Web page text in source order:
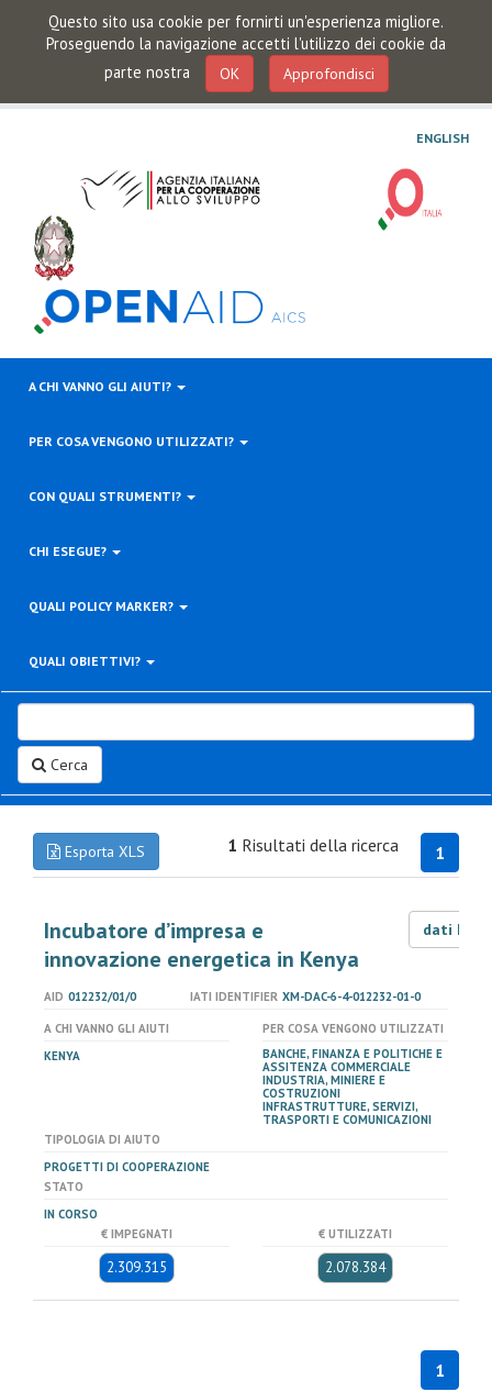
Questo sito usa cookie per fornirti un'esperienza migliore.
Proseguendo la navigazione accetti l'utilizzo dei cookie da
parte nostra
OK Approfondisci
ENGLISH
A CHI VANNO GLI AIUTI?
PER COSA VENGONO UTILIZZATI?
CON QUALI STRUMENTI?
CHI ESEGUE?
QUALI POLICY MARKER?
QUALI OBIETTIVI?
Cerca
Esporta XLS 1
1 Risultati della ricerca
Incubatore d’impresa e
innovazione energetica in Kenya
dati LOD
AID 012232/01/0 IATI IDENTIFIER XM-DAC-6-4-012232-01-0
A CHI VANNO GLI AIUTI
KENYA
PER COSA VENGONO UTILIZZATI
BANCHE, FINANZA E POLITICHE E
ASSITENZA COMMERCIALE
INDUSTRIA, MINIERE E
COSTRUZIONI
INFRASTRUTTURE, SERVIZI,
TRASPORTI E COMUNICAZIONI
TIPOLOGIA DI AIUTO
PROGETTI DI COOPERAZIONE
STATO
IN CORSO
€ IMPEGNATI
2.309.315
€ UTILIZZATI
2.078.384
1